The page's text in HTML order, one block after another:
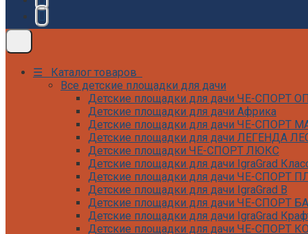
☰ Каталог товаров
Все детские площадки для дачи
Детские площадки для дачи ЧЕ-СПОРТ
Детские площадки для дачи Африка
Детские площадки для дачи ЧЕ-СПОРТ
Детские площадки для дачи ЛЕГЕНДА
Детские площадки ЧЕ-СПОРТ ЛЮКС
Детские площадки для дачи IgraGrad
Детские площадки для дачи ЧЕ-СПОРТ
Детские площадки для дачи IgraGrad B
Детские площадки для дачи ЧЕ-СПОРТ
Детские площадки для дачи IgraGrad
Детские площадки для дачи ЧЕ-СПОРТ